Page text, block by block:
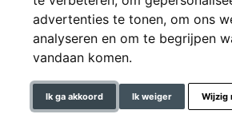
advertenties te tonen, om ons
analyseren en om te begrijpen
vandaan komen.
Ik ga akkoord Ik weiger Wijzig